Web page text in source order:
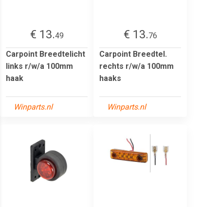
€ 13.49
Carpoint Breedtelicht
links r/w/a 100mm
haak
Winparts.nl
€ 13.76
Carpoint Breedtel.
rechts r/w/a 100mm
haaks
Winparts.nl